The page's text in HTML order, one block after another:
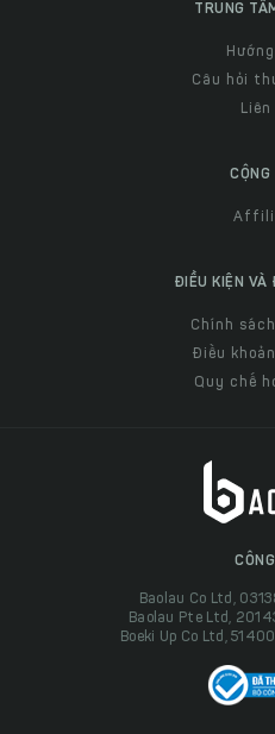
TRUNG
Câu hỏi
Liên
CỘNG
ĐIỀU KIỆN VÀ
Chính
Điều
Quy chế
Baolau Co Ltd,
Baolau Pte Ltd,
Boeki Up Co Ltd,